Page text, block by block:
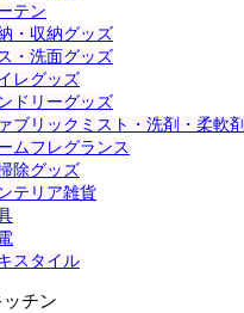
テン
・収納グッズ
・洗面グッズ
レグッズ
ドリーグッズ
ブリックミスト・洗剤・柔軟剤
ムフレグランス
除グッズ
テリア雑貨
スタイル
チン